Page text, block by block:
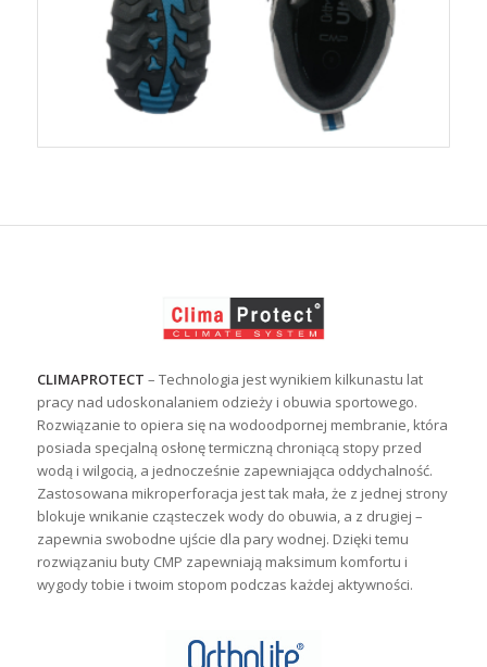
CLIMAPROTECT – Technologia jest wynikiem kilkunastu lat
pracy nad udoskonalaniem odzieży i obuwia sportowego.
Rozwiązanie to opiera się na wodoodpornej membranie, która
posiada specjalną osłonę termiczną chroniącą stopy przed
wodą i wilgocią, a jednocześnie zapewniająca oddychalność.
Zastosowana mikroperforacja jest tak mała, że z jednej strony
blokuje wnikanie cząsteczek wody do obuwia, a z drugiej –
zapewnia swobodne ujście dla pary wodnej. Dzięki temu
rozwiązaniu buty CMP zapewniają maksimum komfortu i
wygody tobie i twoim stopom podczas każdej aktywności.